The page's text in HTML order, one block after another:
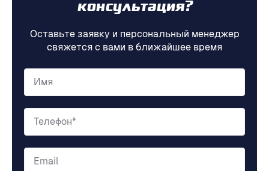
консультация?
Оставьте заявку и персональный менеджер
свяжется с вами в ближайшее время
Имя
Телефон*
Email